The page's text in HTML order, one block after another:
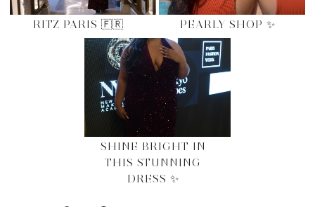
RITZ PARIS 🇫🇷 PEARLY SHOP ✨
SHINE BRIGHT IN
THIS STUNNING
DRESS ✨